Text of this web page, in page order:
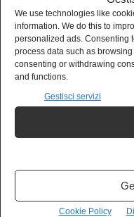
We use technologies like
information. We do this to
personalized ads. Consenting
process data such as
consenting or withdrawing
and functions.
Gestisci servizi
Cookie Policy
nell’assemblea di
avessero segnalato
indagato per truffa
Le indagini sono
giudizio le persone
davvero tanti e